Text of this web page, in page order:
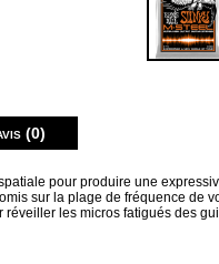
pour produire une
sur la plage de fréquence de
les micros fatigués des
(0)